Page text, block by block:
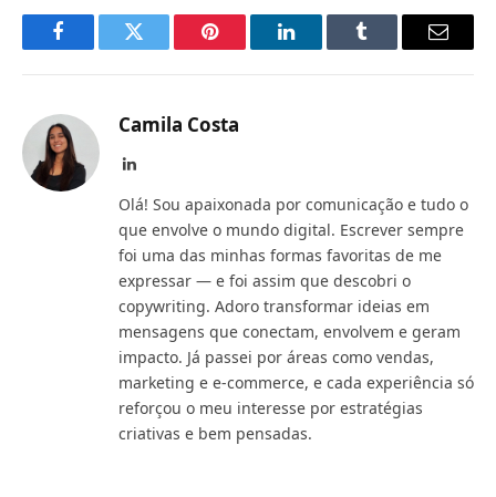
FacebookTwitter Pinterest LinkedInTumblr Email
Camila Costa
LinkedIn
Olá! Sou apaixonada por comunicação e tudo o
que envolve o mundo digital. Escrever sempre
foi uma das minhas formas favoritas de me
expressar — e foi assim que descobri o
copywriting. Adoro transformar ideias em
mensagens que conectam, envolvem e geram
impacto. Já passei por áreas como vendas,
marketing e e-commerce, e cada experiência só
reforçou o meu interesse por estratégias
criativas e bem pensadas.